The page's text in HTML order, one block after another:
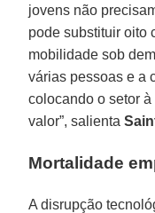
jovens não
pode substituir oito
mobilidade sob
várias pessoas e a
colocando o setor
valor”, salienta
Mortalidade
A disrupção